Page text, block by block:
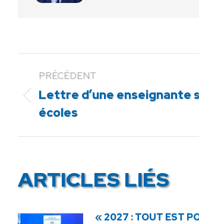
PRÉCÉDENT
Article
précédent
Lettre d’une enseignante
écoles
ARTICLES LIÉS
« 2027 : TOUT EST